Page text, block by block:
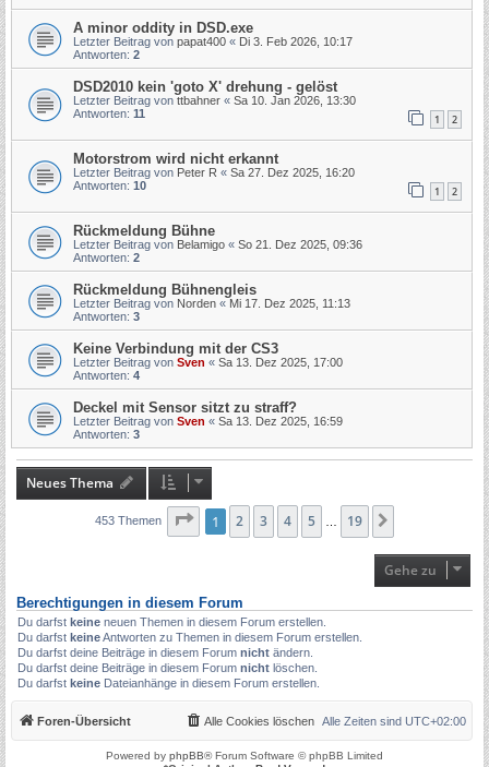
A minor oddity in DSD.exe
Letzter Beitrag von papat400 « Di 3. Feb 2026, 10:17
Antworten: 2
DSD2010 kein 'goto X' drehung - gelöst
Letzter Beitrag von ttbahner « Sa 10. Jan 2026, 13:30
Antworten: 11 1 2
Motorstrom wird nicht erkannt
Letzter Beitrag von Peter R « Sa 27. Dez 2025, 16:20
Antworten: 10 1 2
Rückmeldung Bühne
Letzter Beitrag von Belamigo « So 21. Dez 2025, 09:36
Antworten: 2
Rückmeldung Bühnengleis
Letzter Beitrag von Norden « Mi 17. Dez 2025, 11:13
Antworten: 3
Keine Verbindung mit der CS3
Letzter Beitrag von Sven « Sa 13. Dez 2025, 17:00
Antworten: 4
Deckel mit Sensor sitzt zu straff?
Letzter Beitrag von Sven « Sa 13. Dez 2025, 16:59
Antworten: 3
Neues Thema
453 Themen Seite 1von19
1 2 3 4 5 19
Gehe zu
Berechtigungen in diesem Forum
Du darfst keine neuen Themen in diesem Forum erstellen.
Du darfst keineAntworten zu Themen in diesem Forum erstellen.
Du darfst deine Beiträge in diesem Forum nicht ändern.
Du darfst deine Beiträge in diesem Forum nicht löschen.
Du darfst keine Dateianhänge in diesem Forum erstellen.
Foren-Übersicht Alle Zeiten sind UTC+02:00
Alle Cookies löschen
Powered by phpBB® Forum Software © phpBB Limited